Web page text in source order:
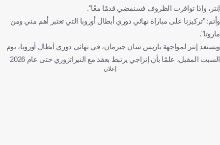
إنتر، وإذا توافرت الظروف فسنمضي قدمًا معًا".
وأتم: "تركيزنا على مباراة نهائي دوري أبطال أوروبا التي تعتبر أهم مني ومن
ماروتا".
ويستعد إنتر لمواجهة باريس سان جيرمان، في نهائي دوري أبطال أوروبا، يوم
السبت المقبل، علمًا بأن إنزاجي يرتبط بعقد مع النيراتزوري حتى عام 2026
إعلان